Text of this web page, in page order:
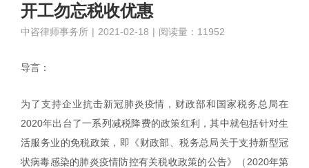
开工勿忘税收优惠
中咨律师事务所 | 2021-02-18 | 阅读量：11952
导言：
为了支持企业抗击新冠肺炎疫情，财政部和国家税务总局在
2020年出台了一系列减税降费的政策红利，其中就包括针对生
活服务业的免税政策，即《财政部、税务总局关于支持新型冠
状病毒感染的肺炎疫情防控有关税收政策的公告》（2020年第